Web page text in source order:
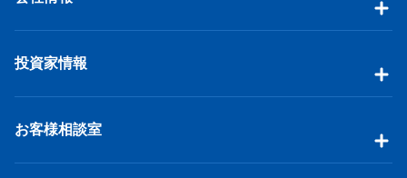
投資家情報
お客様相談室